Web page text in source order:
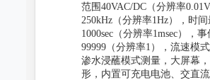
范围40VAC/DC（分辨率
250kHz（分辨率1Hz），时
1000sec（分辨率1msec），
99999（分辨率1），流速模
渗水浸蘸模式测量，大屏幕
形，内置可充电电池、交直流